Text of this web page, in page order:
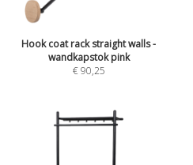
Hook coat rack straight walls -
wandkapstok pink
€ 90,25